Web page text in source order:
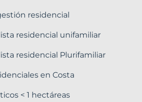
residencial
residencial unifamiliar
residencial Plurifamiliar
en Costa
< 1 hectáreas